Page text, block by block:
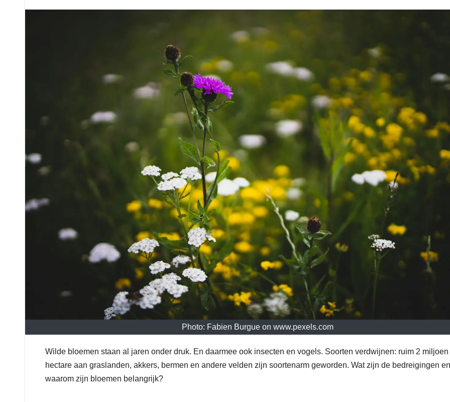
Photo: Fabien Burgue on www.pexels.com
Wilde bloemen staan al jaren onder druk. En daarmee ook insecten en vogels. Soorten verdwijnen: ruim 2 miljoen
hectare aan graslanden, akkers, bermen en andere velden zijn soortenarm geworden. Wat zijn de bedreigingen en
waarom zijn bloemen belangrijk?